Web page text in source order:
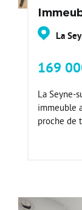
La
169
La Seyne-
immeuble
proche de